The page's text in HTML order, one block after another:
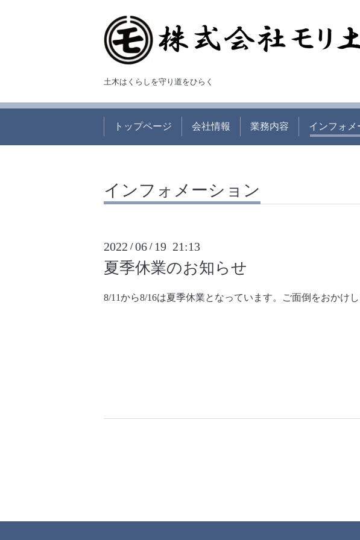
土木はくらしを守り道をひらく
トップページ 会社情報 業務内容 インフォメ
インフォメーション
2022 /06 / 19 21:13
夏季休業のお知らせ
8/11から8/16は夏季休業となっています。ご面倒をおかけ